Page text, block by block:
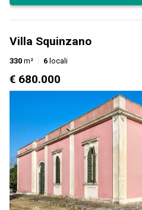
Villa Squinzano
330 m² 6 locali
€ 680.000